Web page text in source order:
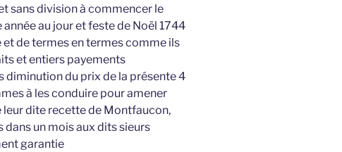
sans division à commencer le
au jour et feste de Noël 1744
et de termes en termes comme ils
et entiers payements
diminution du prix de la présente 4
à les conduire pour amener
leur dite recette de Montfaucon,
un mois aux dits sieurs
garantie